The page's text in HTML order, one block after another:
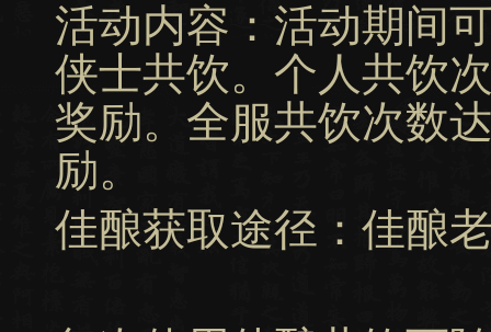
活动内容：活动期间
侠士共饮。个人共饮
奖励。全服共饮次数
励。
佳酿获取途径：佳酿